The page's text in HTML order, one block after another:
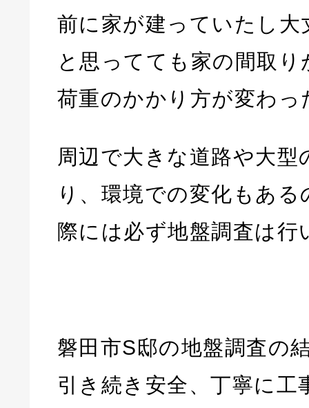
前に家が建っていたし大
と思ってても家の間取
荷重のかかり方が変わっ
周辺で大きな道路や大型
り、環境での変化もあ
際には必ず地盤調査は行
磐田市S邸の地盤調査の
引き続き安全、丁寧に工